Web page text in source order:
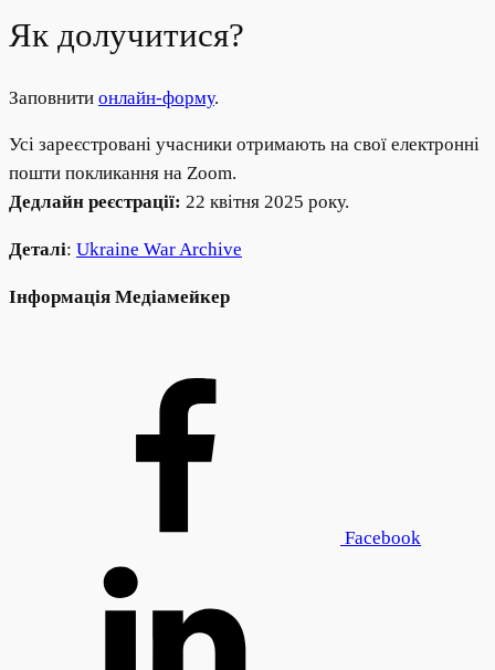
Як долучитися?
Заповнити онлайн-форму.
Усі зареєстровані учасники отримають на свої електронні
пошти покликання на Zoom.
Дедлайн реєстрації: 22 квітня 2025 року.
Деталі: Ukraine War Archive
Інформація Медіамейкер
Facebook